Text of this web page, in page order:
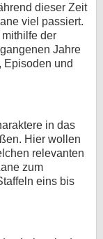
dieser Zeit
viel passiert.
der
Jahre
Episoden und
in das
Hier wollen
relevanten
zum
eins bis